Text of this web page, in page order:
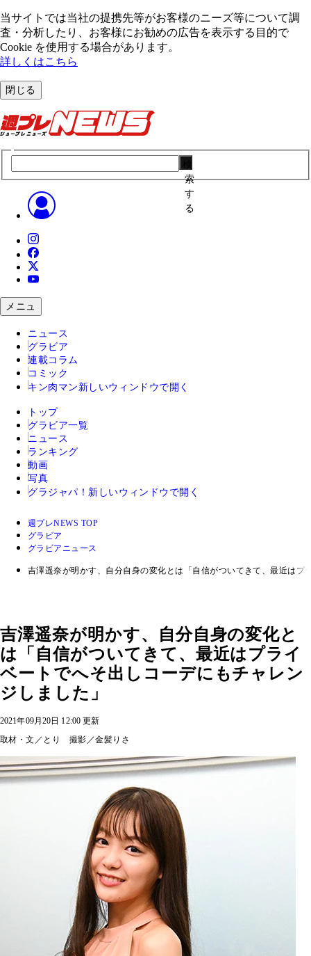
当サイトでは当社の提携先等がお客様のニーズ等について調
査・分析したり、お客様にお勧めの広告を表⽰する⽬的で
Cookie を使⽤する場合があります。
詳しくはこちら
閉じる
索
す
る
メニュ
ニュース
グラビア
連載コラム
コミック
キン肉マン 新しいウィンドウで開く
トップ
グラビア一覧
ニュース
ランキング
動画
写真
グラジャパ！ 新しいウィンドウで開く
週プレNEWS TOP
グラビア
グラビアニュース
吉澤遥奈が明かす、自分自身の変化とは「自信がついてきて、最近は
吉澤遥奈が明かす、自分自身の変化と
は「自信がついてきて、最近はプライ
ベートでへそ出しコーデにもチャレン
ジしました」
2021年09月20日 12:00 更新
取材・文／とり 撮影／金髪りさ